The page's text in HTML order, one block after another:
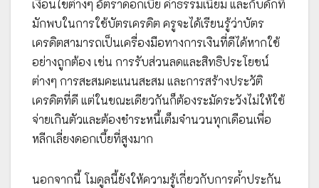
เงื่อนไขต่างๆ อัตราดอกเบี้ย ค่าธรรมเนียม และกับดักที่
มักพบในการใช้บัตรเครดิต ครูจะได้เรียนรู้ว่าบัตร
เครดิตสามารถเป็นเครื่องมือทางการเงินที่ดีได้หากใช้
อย่างถูกต้อง เช่น การรับส่วนลดและสิทธิประโยชน์
ต่างๆ การสะสมคะแนนสะสม และการสร้างประวัติ
เครดิตที่ดี แต่ในขณะเดียวกันก็ต้องระมัดระวังไม่ให้ใช้
จ่ายเกินตัวและต้องชำระหนี้เต็มจำนวนทุกเดือนเพื่อ
หลีกเลี่ยงดอกเบี้ยที่สูงมาก
นอกจากนี้ โมดูลนี้ยังให้ความรู้เกี่ยวกับการค้ำประกัน